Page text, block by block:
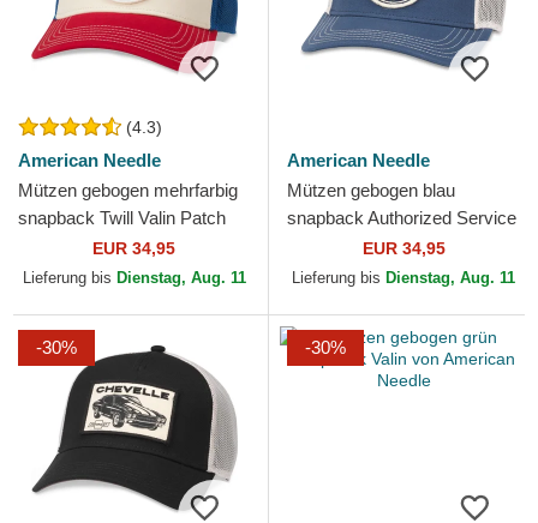
(4.3)
American Needle
Mützen gebogen mehrfarbig
snapback Twill Valin Patch
von American Needle
EUR 34,95
Lieferung bis Dienstag, Aug. 11
American Needle
Mützen gebogen blau
snapback Authorized Service
Valin von American Needle
EUR 34,95
Lieferung bis Dienstag, Aug. 11
-30% -30%